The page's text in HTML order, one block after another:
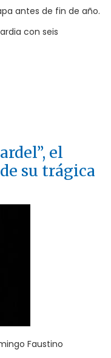
antes de fin de año.
con seis
el
su trágica
Faustino